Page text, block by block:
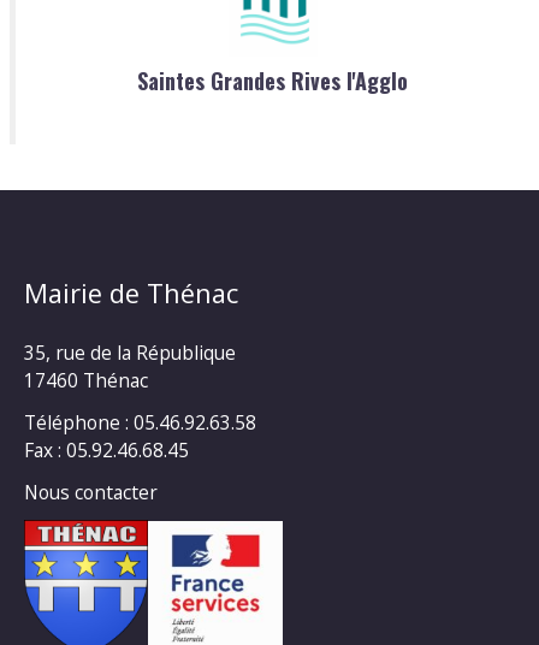
Saintes Grandes Rives l'Agglo
Mairie de Thénac
35, rue de la République
17460 Thénac
Téléphone : 05.46.92.63.58
Fax : 05.92.46.68.45
Nous contacter